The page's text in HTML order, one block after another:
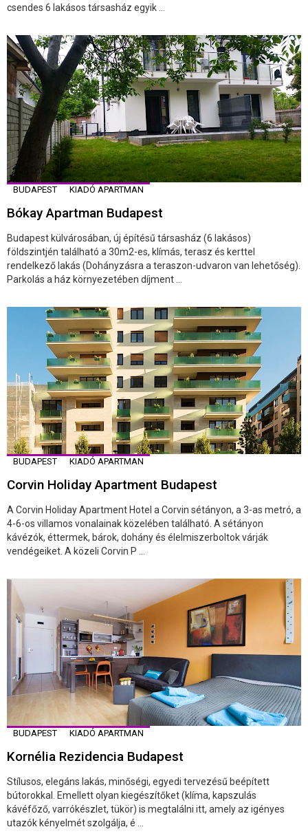
csendes 6 lakásos társasház egyik ...
BUDAPEST KIADÓ APARTMAN
Bókay Apartman Budapest
Budapest külvárosában, új építésű társasház (6 lakásos)
földszintjén található a 30m2-es, klímás, terasz és kerttel
rendelkező lakás (Dohányzásra a teraszon-udvaron van lehetőség).
Parkolás a ház környezetében díjment ...
BUDAPEST KIADÓ APARTMAN
Corvin Holiday Apartment Budapest
A Corvin Holiday Apartment Hotel a Corvin sétányon, a 3-as metró, a
4-6-os villamos vonalainak közelében található. A sétányon
kávézók, éttermek, bárok, dohány és élelmiszerboltok várják
vendégeiket. A közeli Corvin P ...
BUDAPEST KIADÓ APARTMAN
Kornélia Rezidencia Budapest
Stílusos, elegáns lakás, minőségi, egyedi tervezésű beépített
bútorokkal. Emellett olyan kiegészítőket (klíma, kapszulás
kávéfőző, varrókészlet, tükör) is megtalálni itt, amely az igényes
utazók kényelmét szolgálja, é ...